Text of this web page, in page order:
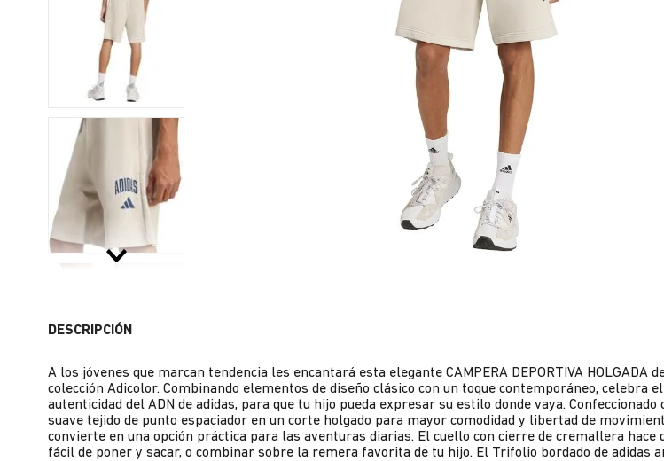
DESCRIPCIÓN
A los jóvenes que marcan tendencia les encantará esta elegante CAMPERA DEPORTIVA HOLGADA
colección Adicolor. Combinando elementos de diseño clásico con un toque contemporáneo, celebra
autenticidad del ADN de adidas, para que tu hijo pueda expresar su estilo donde vaya. Confeccionado
suave tejido de punto espaciador en un corte holgado para mayor comodidad y libertad de
convierte en una opción práctica para las aventuras diarias. El cuello con cierre de cremallera hace
fácil de poner y sacar, o combinar sobre la remera favorita de tu hijo. El Trifolio bordado de adidas